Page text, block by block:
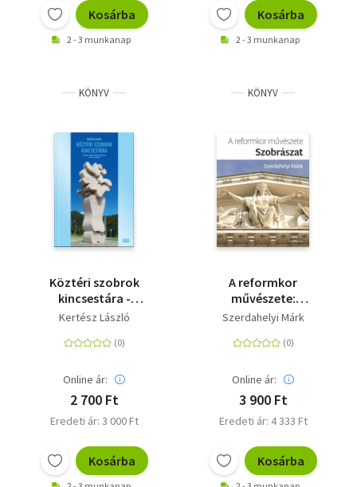
Kosárba
2 - 3 munkanap
Kosárba
2 - 3 munkanap
KÖNYV
Köztéri szobrok
kincsestára -
Válogatás a
köztéri plasztika 1945
Kertész László
Online ár:
2 700 Ft
Eredeti ár: 3 000 Ft
Kosárba
KÖNYV
A reformkor
művészete:
Szobrászat
Szerdahelyi Márk
Online ár:
3 900 Ft
Eredeti ár: 4 333 Ft
Kosárba